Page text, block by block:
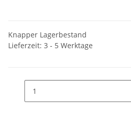
Knapper Lagerbestand
Lieferzeit: 3 - 5 Werktage